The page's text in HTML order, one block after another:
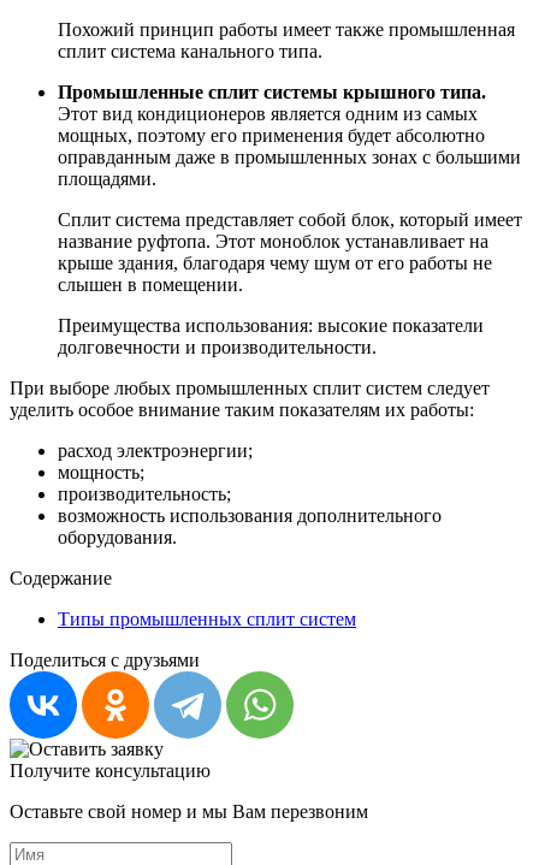
Похожий принцип работы имеет также промышленная
сплит система канального типа.
Промышленные сплит системы крышного типа.
Этот вид кондиционеров является одним из самых
мощных, поэтому его применения будет абсолютно
оправданным даже в промышленных зонах с большими
площадями.
Сплит система представляет собой блок, который имеет
название руфтопа. Этот моноблок устанавливает на
крыше здания, благодаря чему шум от его работы не
слышен в помещении.
Преимущества использования: высокие показатели
долговечности и производительности.
При выборе любых промышленных сплит систем следует
уделить особое внимание таким показателям их работы:
расход электроэнергии;
мощность;
производительность;
возможность использования дополнительного
оборудования.
Содержание
Типы промышленных сплит систем
Поделиться с друзьями
Получите консультацию
Оставьте свой номер и мы Вам перезвоним